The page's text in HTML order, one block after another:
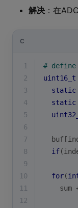
解决 ：在
C
1 # define
2
uint16_t
3
static
4
static
5
6
7
8
if
9
10
for(
11
sum
12